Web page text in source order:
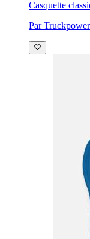
Casquette
Par